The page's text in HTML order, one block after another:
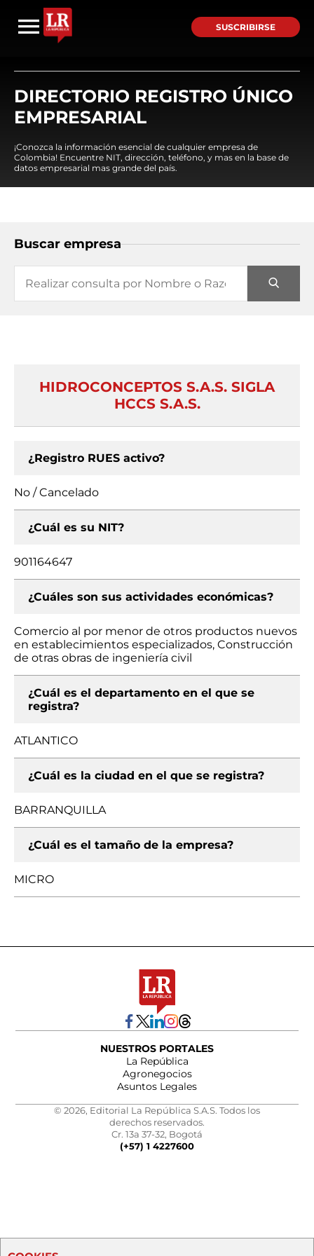
SUSCRIBIRSE
DIRECTORIO REGISTRO ÚNICO
EMPRESARIAL
¡Conozca la información esencial de cualquier empresa de
Colombia! Encuentre NIT, dirección, teléfono, y mas en la base de
datos empresarial mas grande del país.
Buscar empresa
HIDROCONCEPTOS S.A.S. SIGLA
HCCS S.A.S.
¿Registro RUES activo?
No / Cancelado
¿Cuál es su NIT?
901164647
¿Cuáles son sus actividades económicas?
Comercio al por menor de otros productos nuevos
en establecimientos especializados, Construcción
de otras obras de ingeniería civil
¿Cuál es el departamento en el que se
registra?
ATLANTICO
¿Cuál es la ciudad en el que se registra?
BARRANQUILLA
¿Cuál es el tamaño de la empresa?
MICRO
NUESTROS PORTALES
La República
Agronegocios
Asuntos Legales
© 2026, Editorial La República S.A.S. Todos los
derechos reservados.
Cr. 13a 37-32, Bogotá
(+57) 1 4227600